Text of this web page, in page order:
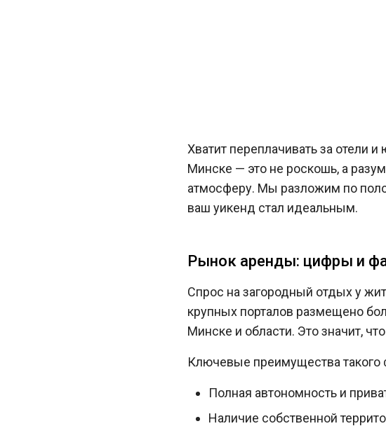
Хватит переплачивать за отели
Минске — это не роскошь, а
атмосферу. Мы разложим по
ваш уикенд стал идеальным.
Рынок аренды: цифры и
Спрос на загородный отдых у
крупных порталов размещено
Минске и области. Это значит,
Ключевые преимущества такого
Полная автономность и
Наличие собственной